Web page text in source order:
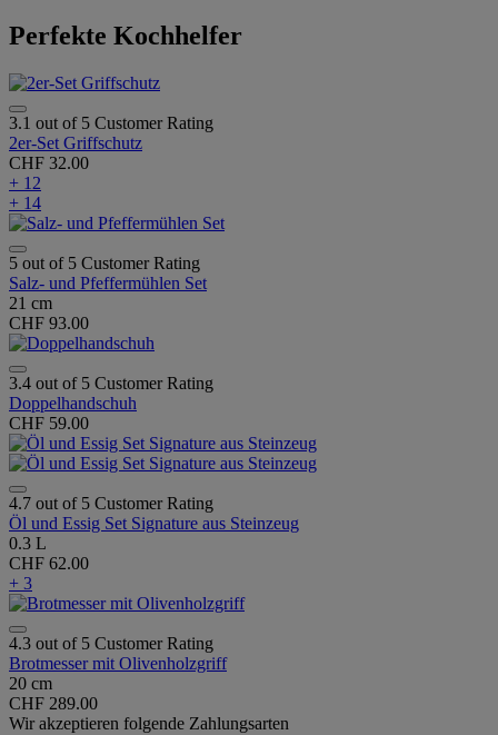
Perfekte Kochhelfer
3.1 out of 5 Customer Rating
2er-Set Griffschutz
CHF 32.00
+ 12
+ 14
5 out of 5 Customer Rating
Salz- und Pfeffermühlen Set
21 cm
CHF 93.00
3.4 out of 5 Customer Rating
Doppelhandschuh
CHF 59.00
4.7 out of 5 Customer Rating
Öl und Essig Set Signature aus Steinzeug
0.3 L
CHF 62.00
+ 3
4.3 out of 5 Customer Rating
Brotmesser mit Olivenholzgriff
20 cm
CHF 289.00
Wir akzeptieren folgende Zahlungsarten